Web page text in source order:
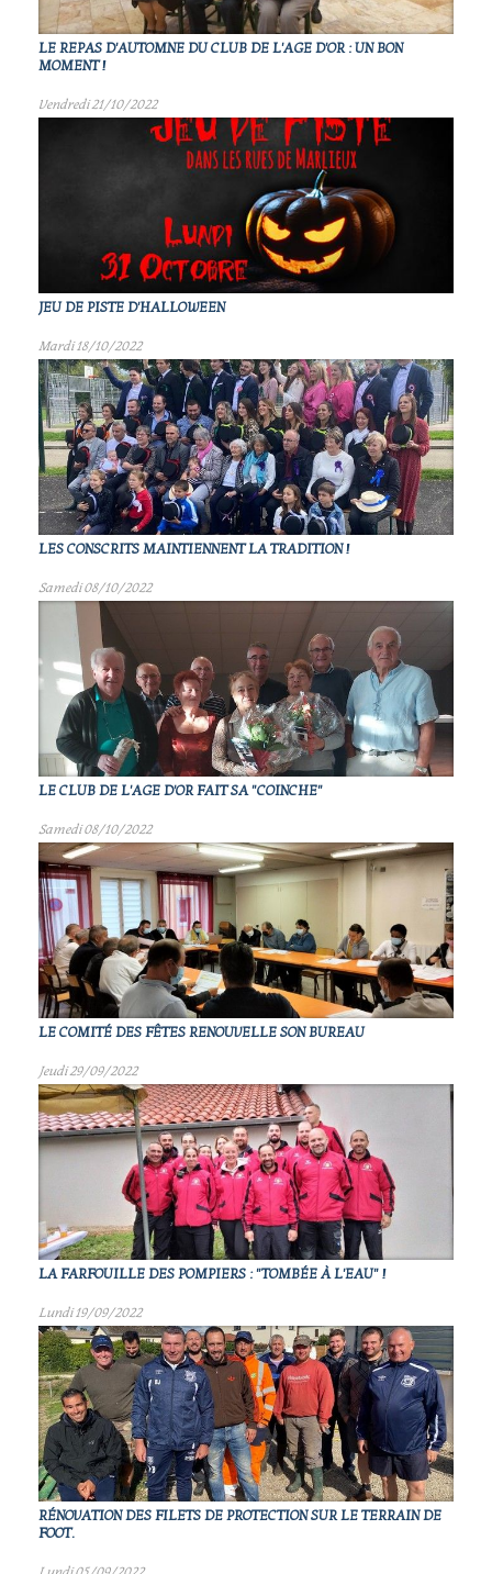
LE REPAS D'AUTOMNE DU CLUB DE L'AGE D'OR : UN BON
MOMENT !
Vendredi 21/10/2022
JEU DE PISTE D'HALLOWEEN
Mardi 18/10/2022
LES CONSCRITS MAINTIENNENT LA TRADITION !
Samedi 08/10/2022
LE CLUB DE L'AGE D'OR FAIT SA "COINCHE"
Samedi 08/10/2022
LE COMITÉ DES FÊTES RENOUVELLE SON BUREAU
Jeudi 29/09/2022
LA FARFOUILLE DES POMPIERS : "TOMBÉE À L'EAU" !
Lundi 19/09/2022
RÉNOVATION DES FILETS DE PROTECTION SUR LE TERRAIN DE
FOOT.